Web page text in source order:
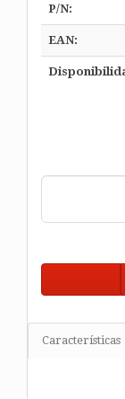
P/N:
EAN:
Características